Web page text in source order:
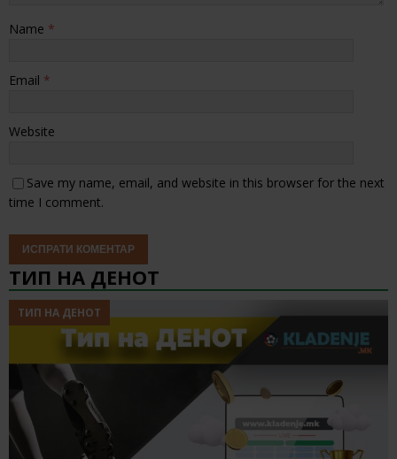
Name *
Email *
Website
Save my name, email, and website in this browser for the next
time I comment.
ТИП НА ДЕНОТ
ТИП НА ДЕНОТ